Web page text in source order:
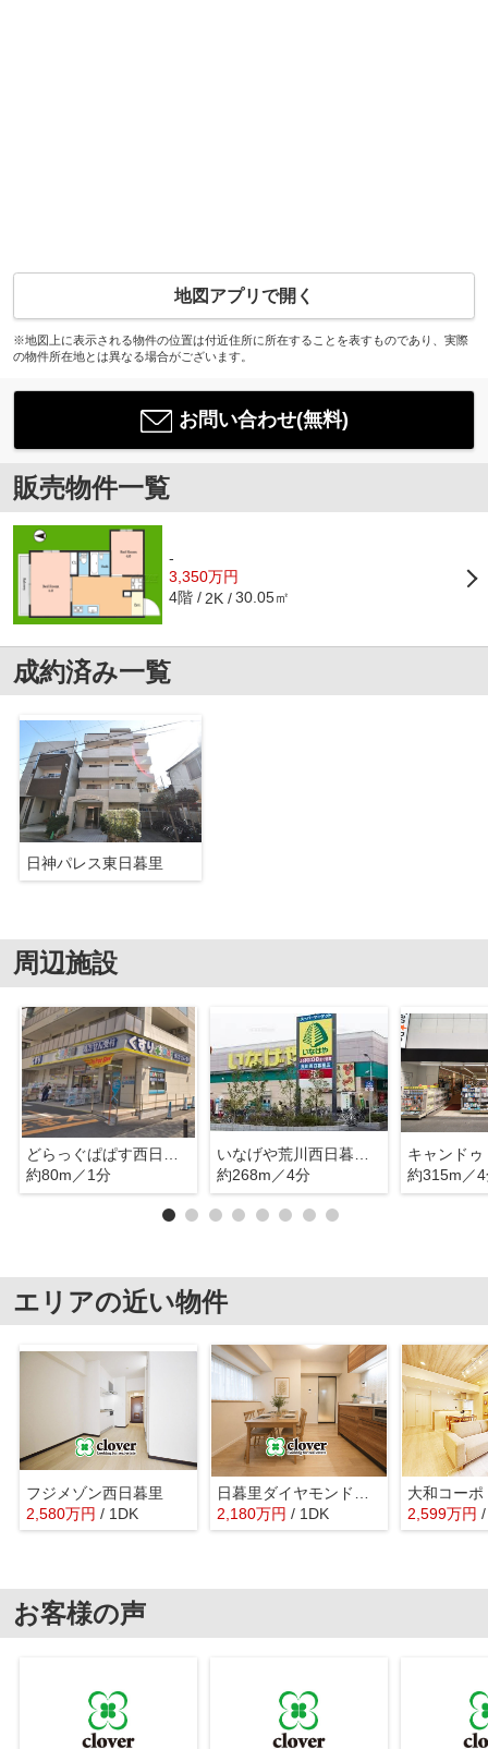
地図アプリで開く
※地図上に表示される物件の位置は付近住所に所在することを表すものであり、実際
の物件所在地とは異なる場合がございます。
お問い合わせ(無料)
販売物件一覧
-
3,350万円
4階 2K 30.05㎡
成約済み一覧
日神パレス東日暮里
周辺施設
どらっぐぱぱす西日暮里店
約80m／1分
いなげや荒川西日暮里店
約268m／4分
約315m／
エリアの近い物件
フジメゾン西日暮里
2,580万円 / 1DK
2,180万円 / 1DK
大和コーポ
2,599万円
お客様の声